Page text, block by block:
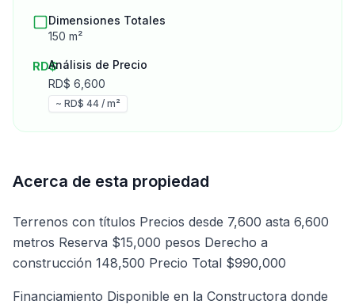
Dimensiones Totales
150 m²
RD$Análisis de Precio
RD$ 6,600
~ RD$ 44 / m²
Acerca de esta propiedad
Terrenos con títulos Precios desde 7,600 asta 6,600
metros Reserva $15,000 pesos Derecho a
construcción 148,500 Precio Total $990,000
Financiamiento Disponible en la Constructora donde